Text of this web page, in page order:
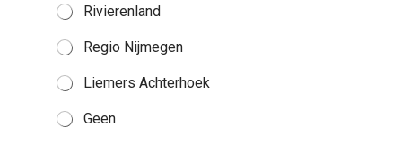
Rivierenland
Regio Nijmegen
Liemers Achterhoek
Geen